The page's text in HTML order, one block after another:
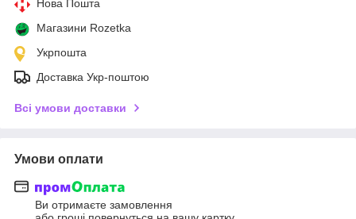
Нова Пошта
Магазини Rozetka
Укрпошта
Доставка Укр-поштою
Всі умови доставки
Умови оплати
Ви отримаєте замовлення